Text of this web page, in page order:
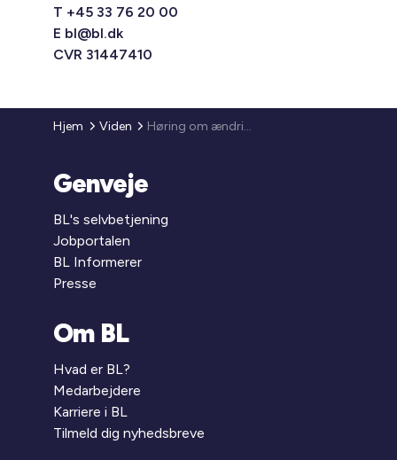
T +45 33 76 20 00
E bl@bl.dk
CVR 31447410
Hjem Viden Høring om ændring af lov om gasforsyning - gennemførelse af EU’s brint- og gasmarkedspakke
Genveje
BL's selvbetjening
Jobportalen
BL Informerer
Presse
Om BL
Hvad er BL?
Medarbejdere
Karriere i BL
Tilmeld dig nyhedsbreve